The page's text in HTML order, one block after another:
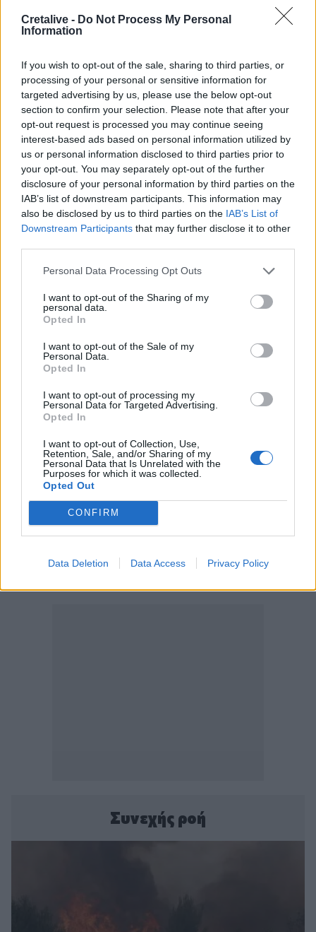
Cretalive - Do Not Process My Personal
Information
If you wish to opt-out of the sale, sharing to third parties, or
processing of your personal or sensitive information for
targeted advertising by us, please use the below opt-out
section to confirm your selection. Please note that after your
opt-out request is processed you may continue seeing
interest-based ads based on personal information utilized by
us or personal information disclosed to third parties prior to
your opt-out. You may separately opt-out of the further
disclosure of your personal information by third parties on the
IAB’s list of downstream participants. This information may
also be disclosed by us to third parties on the IAB’s List of
Downstream Participants that may further disclose it to other
Personal Data Processing Opt Outs
I want to opt-out of the Sharing of my
personal data.
Opted In
I want to opt-out of the Sale of my
Personal Data.
Opted In
I want to opt-out of processing my
Personal Data for Targeted Advertising.
Opted In
I want to opt-out of Collection, Use,
Retention, Sale, and/or Sharing of my
Personal Data that Is Unrelated with the
Purposes for which it was collected.
Opted Out
CONFIRM
Data Deletion Data Access Privacy Policy
23:09
πληγέντες
23:03
Ποια είναι τα δέντρα που μπορούν να γίνουν «ασπίδα» για
το σπίτι σας απέναντι στις πυρκαγιές
Ανησυχία στην Τεχεράνη: Ο πρόεδρος του Ιράν δηλώνει
ότι η επαφή με τον Χαμενεΐ είναι δύσκολη
Φωτιά στα Αϊβαλιώτικα Βόλου
22:43
του Τραμπ στην Καλιφόρνια
Κόλπος του Άντεν: Πλήγμα των Χούθι σε τάνκερ της
Σαουδικής Αραβίας
Αδειοδωρόσημο Αυγούστου 2026: Πότε καταβάλλεται
στους οικοδόμους
22:24
Παρίσταναν τους λογιστές και άρπαξαν 15.000 ευρώ από
ηλικιωμένη
ΠΕΡΙΣΣΟΤΕΡΑ
Συνεχής ροή